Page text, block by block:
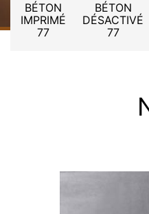
BÉTON
IMPRIMÉ
77
BÉTON
DÉSACTIVÉ
77